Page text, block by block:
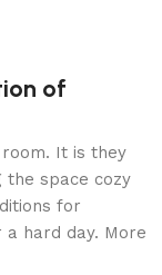
of
It is they
the space cozy
for
hard day. More